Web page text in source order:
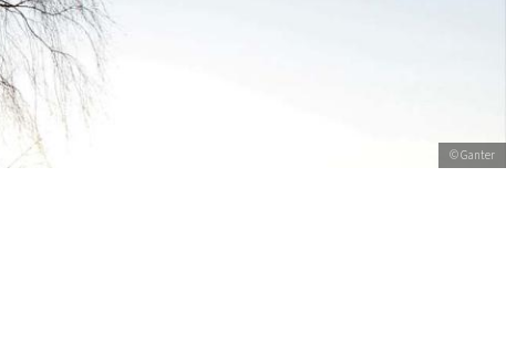
© Ganter
© Angela Kunze
© gruschka@gmx.com